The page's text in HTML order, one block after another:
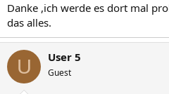
Danke ,ich werde es dort mal
das alles.
U User 5
Guest